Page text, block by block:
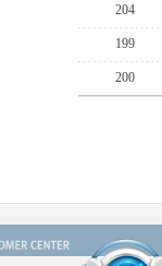
204
199
200